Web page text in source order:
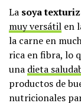
La soya
muy versátil en
la carne en
rica en fibra, lo
una dieta
productos de
nutricionales